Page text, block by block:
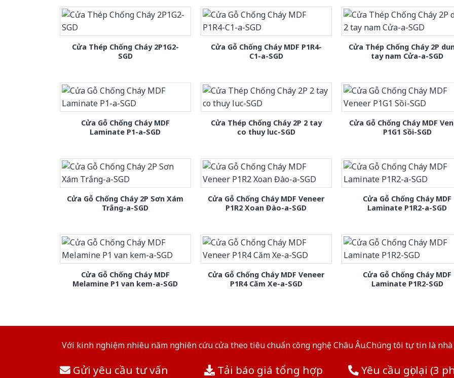
Cửa Thép Chống Cháy 2P1G2-
SGD
Cửa Gỗ Chống Cháy MDF P1R4-
C1-a-SGD
Cửa Thép Chống Cháy 2P
tay nam Cửa-a-SGD
Cửa Gỗ Chống Cháy MDF
Laminate P1-a-SGD
Cửa Thép Chống Cháy 2P 2 tay
co thuy luc-SGD
Cửa Gỗ Chống Cháy MDF
P1G1 Sồi-SGD
Cửa Gỗ Chống Cháy 2P Sơn Xám
Trắng-a-SGD
Cửa Gỗ Chống Cháy MDF Veneer
P1R2 Xoan Đào-a-SGD
Cửa Gỗ Chống Cháy MDF
Laminate P1R2-a-SGD
Cửa Gỗ Chống Cháy MDF
Melamine P1 van kem-a-SGD
Cửa Gỗ Chống Cháy MDF Veneer
P1R4 Căm Xe-a-SGD
Cửa Gỗ Chống Cháy MDF
Laminate P1R2-SGD
Với kinh nghiệm nhiêu năm nghiên cứu cửa theo tiêu chuẩn công nghệ Châu Âu.Chúng tôi tự tin là
Gửi yêu cầu tư vấn Tải báo giá tổng hợp Yêu cầu gọi lại (3